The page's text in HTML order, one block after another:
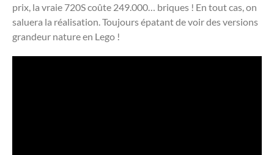
prix, la vraie 720S coûte 249.000… briques ! En tout cas, on
saluera la réalisation. Toujours épatant de voir des versions
grandeur nature en Lego !